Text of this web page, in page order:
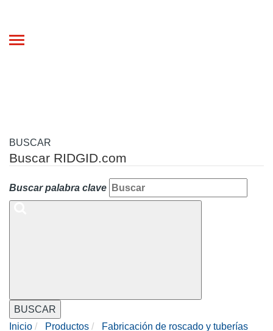
Toggle
BUSCAR
Buscar RIDGID.com
Buscar palabra clave
BUSCAR
Inicio
Productos
Fabricación de roscado y tuberías